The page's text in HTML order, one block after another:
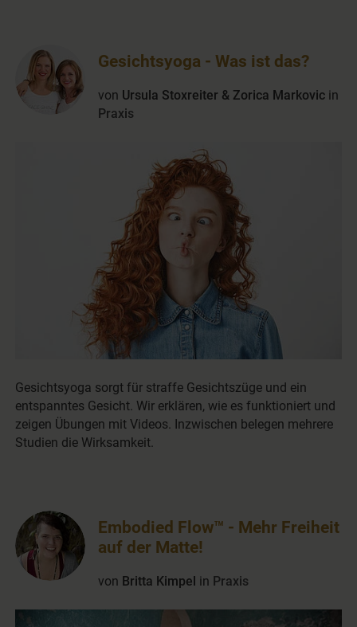
Gesichtsyoga sorgt für straffe Gesichtszüge und ein
entspanntes Gesicht. Wir erklären, wie es funktioniert und
zeigen Übungen mit Videos. Inzwischen belegen mehrere
Studien die Wirksamkeit.
Gesichtsyoga - Was ist das?
von Ursula Stoxreiter & Zorica Markovic in
Praxis
Embodied Flow™ - Mehr Freiheit
auf der Matte!
von Britta Kimpel in Praxis